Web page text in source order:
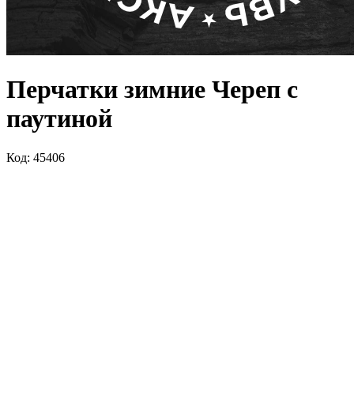
Перчатки зимние Череп с
паутиной
Код: 45406